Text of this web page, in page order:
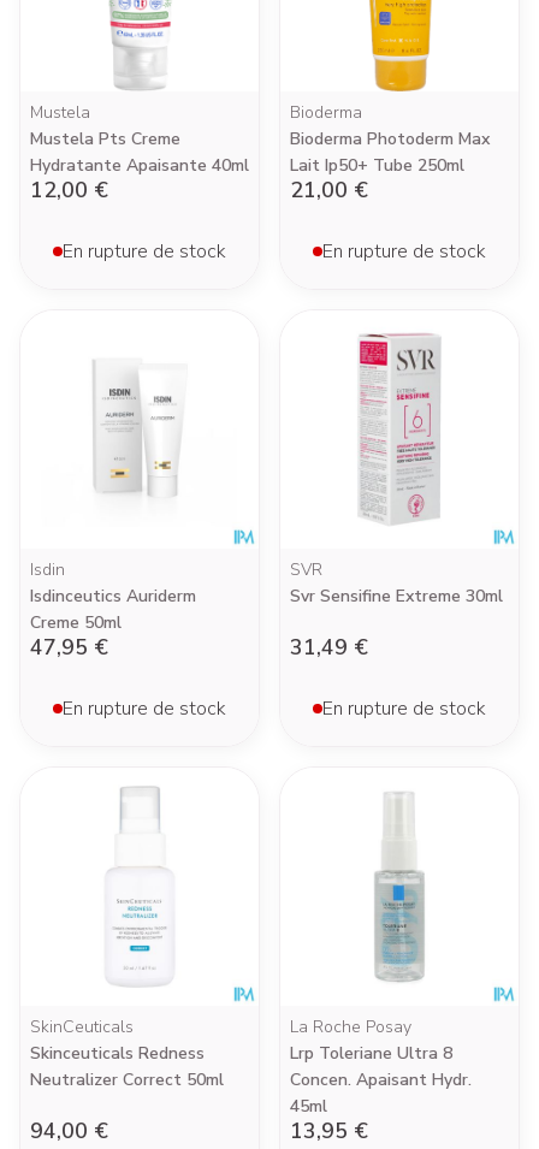
Mustela
Mustela Pts Creme
Hydratante Apaisante 40ml
12,00 €
En rupture de stock
Bioderma
Bioderma Photoderm Max
Lait Ip50+ Tube 250ml
21,00 €
En rupture de stock
Isdin
Isdinceutics Auriderm
Creme 50ml
47,95 €
En rupture de stock
SVR
Svr Sensifine Extreme 30ml
31,49 €
En rupture de stock
SkinCeuticals
Skinceuticals Redness
Neutralizer Correct 50ml
94,00 €
La Roche Posay
Lrp Toleriane Ultra 8
Concen. Apaisant Hydr.
45ml
13,95 €